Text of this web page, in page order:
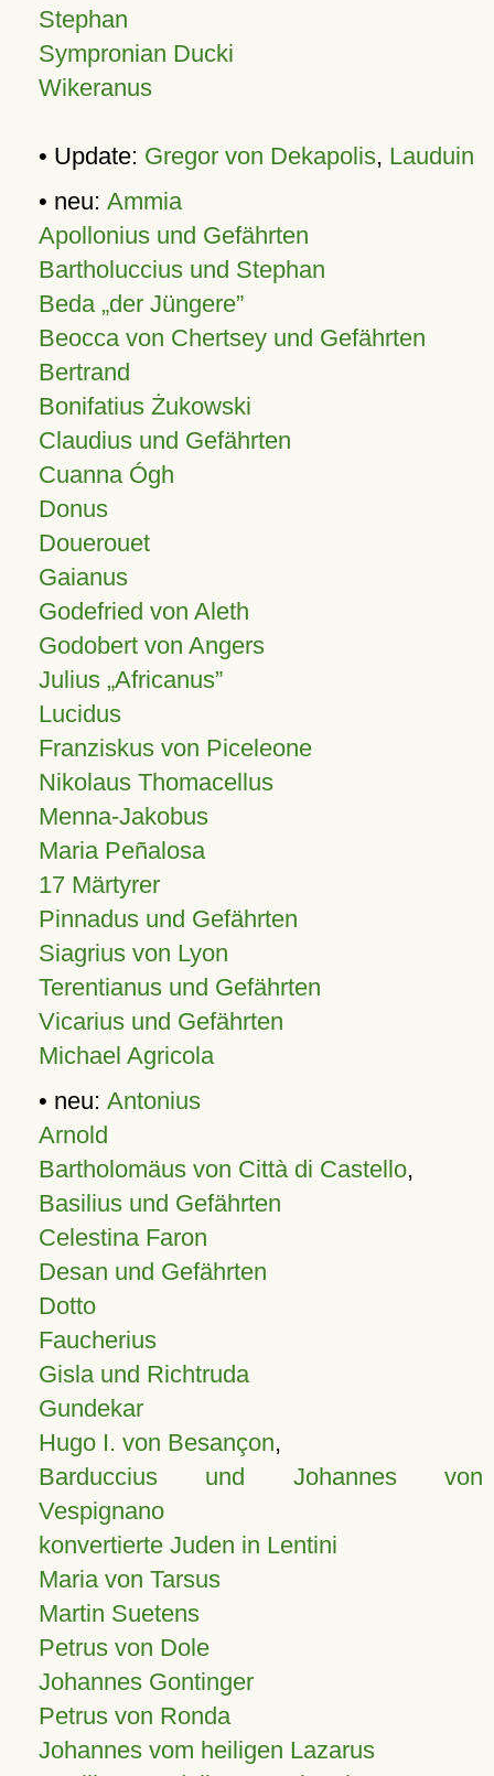
Stephan
Sympronian Ducki
Wikeranus
• Update: Gregor von Dekapolis, Lauduin
• neu: Ammia
Apollonius und Gefährten
Bartholuccius und Stephan
Beda „der Jüngere”
Beocca von Chertsey und Gefährten
Bertrand
Bonifatius Żukowski
Claudius und Gefährten
Cuanna Ógh
Donus
Douerouet
Gaianus
Godefried von Aleth
Godobert von Angers
Julius Africanus
Lucidus
Franziskus von Piceleone
Nikolaus Thomacellus
Menna-Jakobus
Maria Peñalosa
17 Märtyrer
Pinnadus und Gefährten
Siagrius von Lyon
Terentianus und Gefährten
Vicarius und Gefährten
Michael Agricola
• neu: Antonius
Arnold
Bartholomäus von Città di Castello,
Basilius und Gefährten
Celestina Faron
Desan und Gefährten
Dotto
Faucherius
Gisla und Richtruda
Gundekar
Hugo I. von Besançon,
Barduccius und Johannes von
Vespignano
konvertierte Juden in Lentini
Maria von Tarsus
Martin Suetens
Petrus von Dole
Johannes Gontinger
Petrus von Ronda
Johannes vom heiligen Lazarus